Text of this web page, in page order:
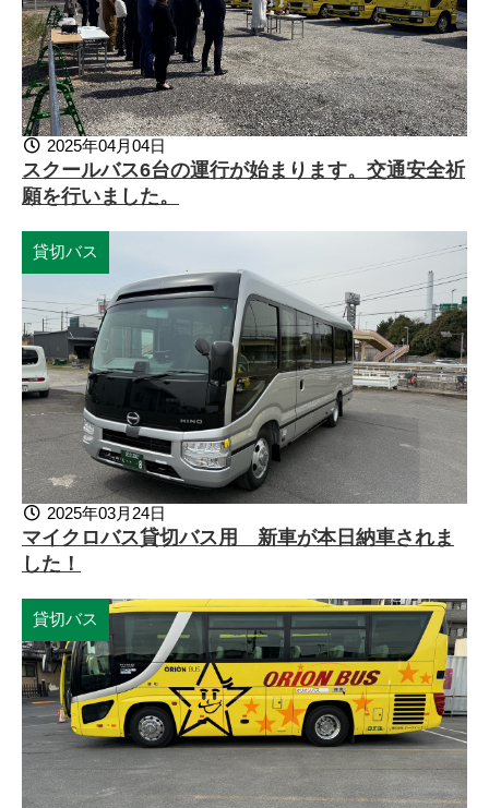
2025年04月04日
スクールバス6台の運行が始まります。交通安全祈
願を行いました。
貸切バス
2025年03月24日
マイクロバス貸切バス用 新車が本日納車されま
した！
貸切バス